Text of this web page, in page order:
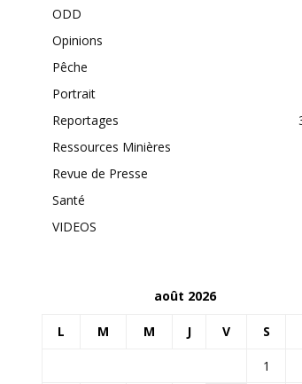
ODD
Opinions
Pêche
Portrait
Reportages
Ressources Minières
Revue de Presse
Santé
VIDEOS
août 2026
L M M J V S
1